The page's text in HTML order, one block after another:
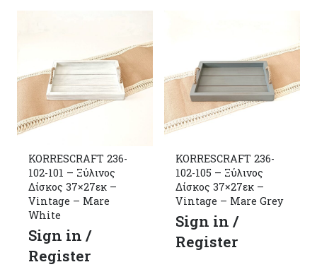
KORRESCRAFT 236-
102-101 – Ξύλινος
Δίσκος 37×27εκ –
Vintage – Mare
White
Sign in /
Register
KORRESCRAFT 236-
102-105 – Ξύλινος
Δίσκος 37×27εκ –
Vintage – Mare Grey
Sign in /
Register